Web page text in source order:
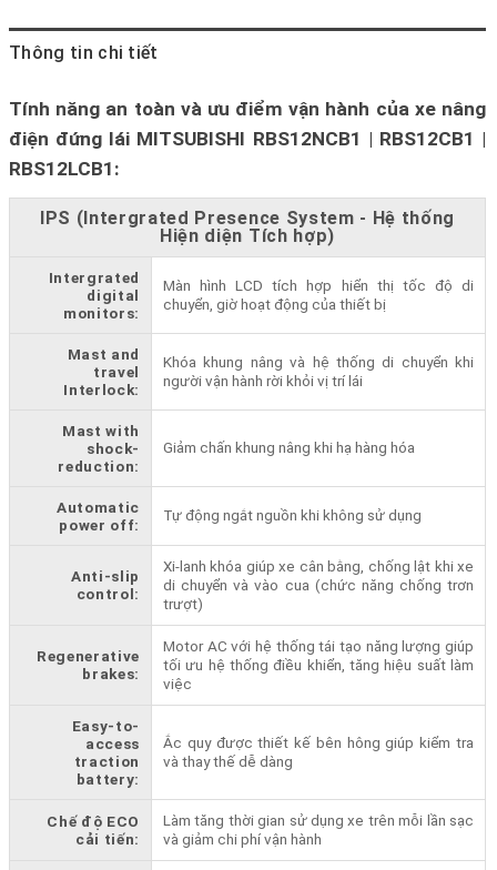
Thông tin chi tiết
Tính năng an toàn và ưu điểm vận hành của xe nâng
điện đứng lái MITSUBISHI RBS12NCB1 | RBS12CB1 |
RBS12LCB1:
IPS (Intergrated Presence System - Hệ thống
Hiện diện Tích hợp)
Intergrated
digital
monitors:
Màn hình LCD tích hợp hiển thị tốc độ di
chuyển, giờ hoạt động của thiết bị
Mast and
travel
Interlock:
Khóa khung nâng và hệ thống di chuyển khi
người vận hành rời khỏi vị trí lái
Mast with
shock-
reduction:
Giảm chấn khung nâng khi hạ hàng hóa
Automatic
power off:
Tự động ngắt nguồn khi không sử dụng
Anti-slip
control:
Xi-lanh khóa giúp xe cân bằng, chống lật khi xe
di chuyển và vào cua (chức năng chống trơn
trượt)
Regenerative
brakes:
Motor AC với hệ thống tái tạo năng lượng giúp
tối ưu hệ thống điều khiển, tăng hiệu suất làm
việc
Easy-to-
access
traction
battery:
Ắc quy được thiết kế bên hông giúp kiểm tra
và thay thế dễ dàng
Chế độ ECO
cải tiến:
Làm tăng thời gian sử dụng xe trên mỗi lần sạc
và giảm chi phí vận hành